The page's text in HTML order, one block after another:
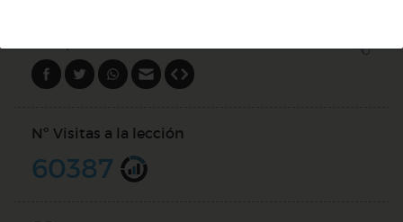
Nº Visitas a la lección
60387